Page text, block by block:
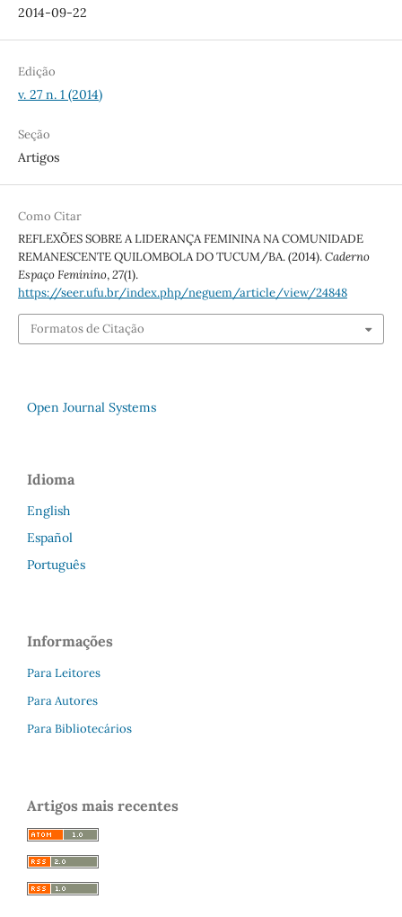
2014-09-22
Edição
v. 27 n. 1 (2014)
Seção
Artigos
Como Citar
REFLEXÕES SOBRE A LIDERANÇA FEMININA NA COMUNIDADE
REMANESCENTE QUILOMBOLA DO TUCUM/BA. (2014).Caderno
Espaço Feminino,27(1).
https://seer.ufu.br/index.php/neguem/article/view/24848
Formatos de Citação
Open Journal Systems
Idioma
English
Español
Português
Informações
Para Leitores
Para Autores
Para Bibliotecários
Artigos mais recentes